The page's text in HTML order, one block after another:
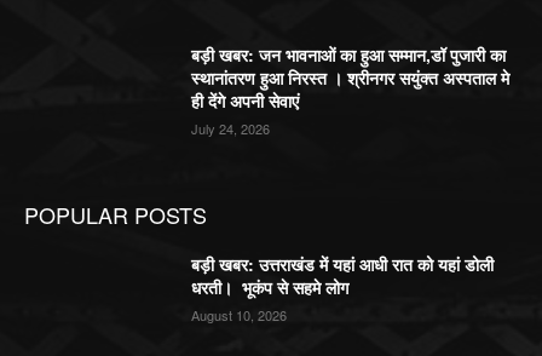
बड़ी खबर: जन भावनाओं का हुआ सम्मान,डॉ पुजारी का
स्थानांतरण हुआ निरस्त । श्रीनगर सयुंक्त अस्पताल मे
ही देंगे अपनी सेवाएं
July 24, 2026
POPULAR POSTS
बड़ी खबर: उत्तराखंड में यहां आधी रात को यहां डोली
धरती। भूकंप से सहमे लोग
August 10, 2026